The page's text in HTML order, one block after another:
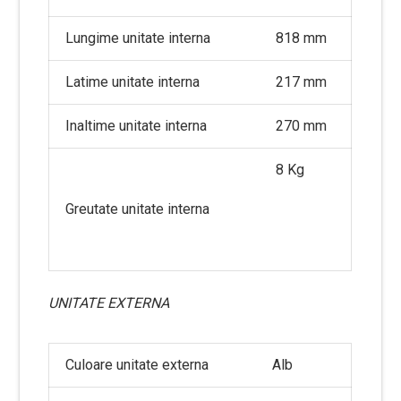
Lungime unitate interna 818 mm
Latime unitate interna 217 mm
Inaltime unitate interna 270 mm
Greutate unitate interna
8 Kg
UNITATE EXTERNA
Culoare unitate externa Alb